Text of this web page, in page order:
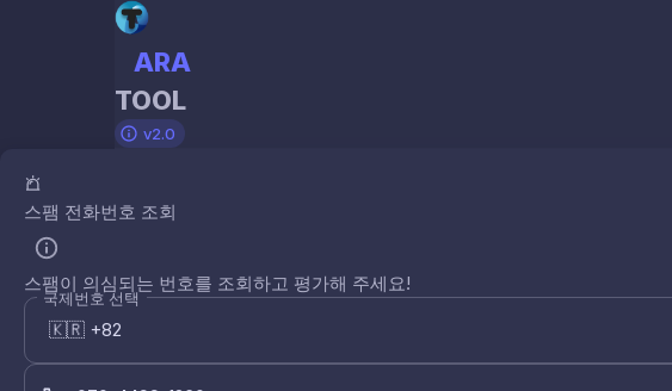
ARA
TOOL
v2.0
스팸 전화번호 조회
스팸이 의심되는 번호를 조회하고 평가해 주세요!
국제번호 선택